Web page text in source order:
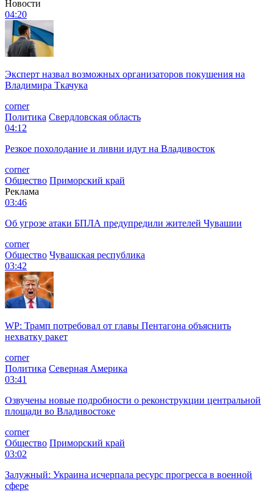
Новости
04:20
Эксперт назвал возможных организаторов покушения на
Владимира Ткачука
corner
Политика Свердловская область
04:12
Резкое похолодание и ливни идут на Владивосток
corner
Общество Приморский край
Реклама
03:46
Об угрозе атаки БПЛА предупредили жителей Чувашии
corner
Общество Чувашская республика
03:42
WP: Трамп потребовал от главы Пентагона объяснить
нехватку ракет
corner
Политика Северная Америка
03:41
Озвучены новые подробности о реконструкции центральной
площади во Владивостоке
corner
Общество Приморский край
03:02
Залужный: Украина исчерпала ресурс прогресса в военной
сфере